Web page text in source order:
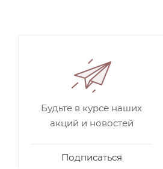
Будьте в курсе наших
акций и новостей
Подписаться